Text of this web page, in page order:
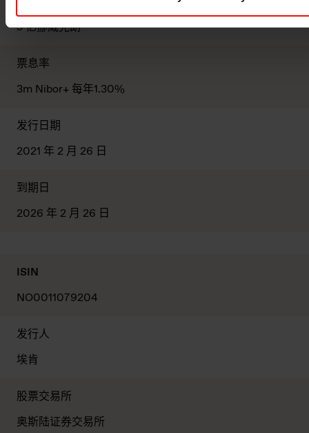
5 亿挪威克朗
票息率
3m Nibor+ 每年1.30%
发行日期
2021 年 2 月 26 日
到期日
2026 年 2 月 26 日
ISIN
NO0011079204
发行人
埃肯
股票交易所
奥斯陆证券交易所